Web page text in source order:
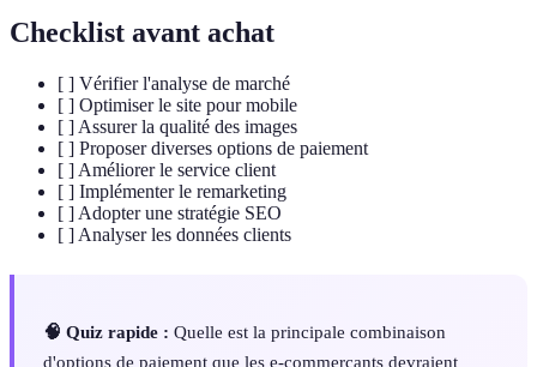
Checklist avant achat
[ ] Vérifier l'analyse de marché
[ ] Optimiser le site pour mobile
[ ] Assurer la qualité des images
[ ] Proposer diverses options de paiement
[ ] Améliorer le service client
[ ] Implémenter le remarketing
[ ] Adopter une stratégie SEO
[ ] Analyser les données clients
🧠 Quiz rapide : Quelle est la principale combinaison
d'options de paiement que les e-commerçants devraient